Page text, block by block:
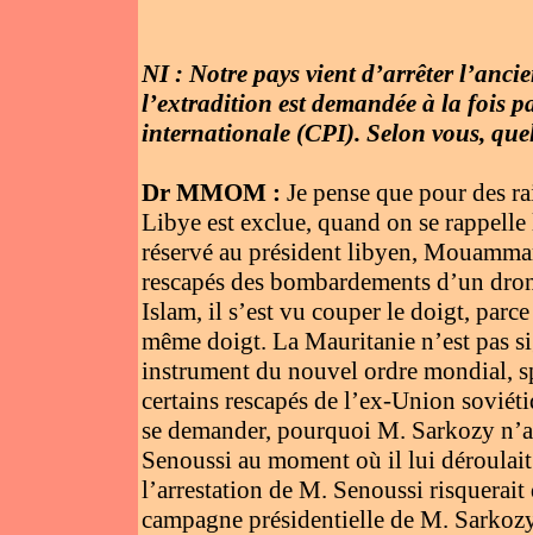
NI : Notre pays vient d’arrêter
l’extradition est demandée à la fois
internationale (CPI). Selon vous,
Dr MMOM : Je pense que pour des
Libye est exclue, quand on se
réservé au président libyen,
rescapés des bombardements d’un
Islam, il s’est vu couper le doigt,
même doigt. La Mauritanie n’est pas
instrument du nouvel ordre mondial,
certains rescapés de l’ex-Union
se demander, pourquoi M. Sarkozy
Senoussi au moment où il lui
l’arrestation de M. Senoussi
campagne présidentielle de M.